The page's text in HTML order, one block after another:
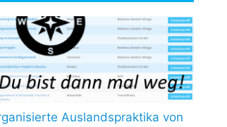
Auslandspraktika von